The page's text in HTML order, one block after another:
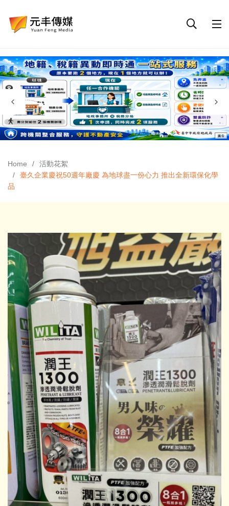
Home
活動花絮
臺久企業慶祝50週年廠慶 為地球盡一份心力 推出全新環保化學
品